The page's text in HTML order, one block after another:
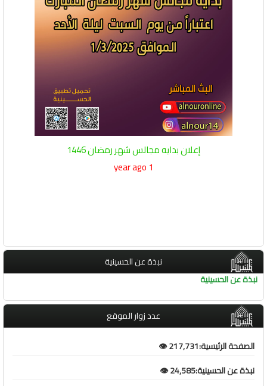
إعلان بدايه مجالس شهر رمضان 1446
1 year ago
نبذة عن الحسينية
نبذة عن الحسينية
عدد زوار الموقع
الصفحة الرئيسية:217,731 👁️
نبذة عن الحسينية:24,585 👁️